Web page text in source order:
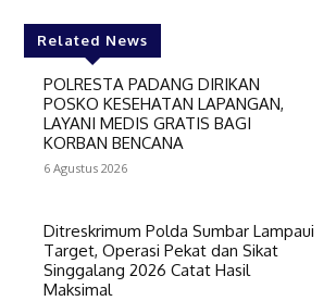
Related News
POLRESTA PADANG DIRIKAN
POSKO KESEHATAN LAPANGAN,
LAYANI MEDIS GRATIS BAGI
KORBAN BENCANA
6 Agustus 2026
Ditreskrimum Polda Sumbar Lampaui
Target, Operasi Pekat dan Sikat
Singgalang 2026 Catat Hasil
Maksimal